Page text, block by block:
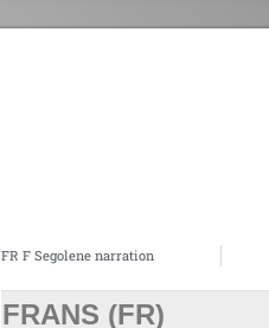
FR F Segolene narration
FRANS (FR)